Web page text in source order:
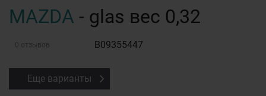
MAZDA - glas вес 0,32
0 отзывов B09355447
Еще варианты